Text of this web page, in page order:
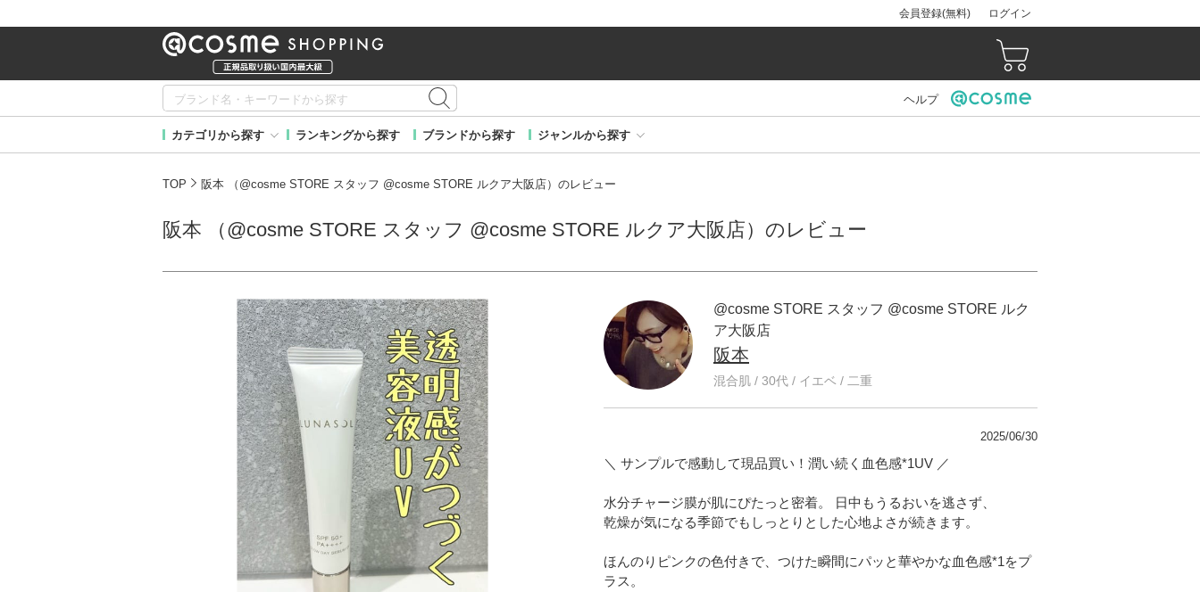
会員登録(無料) ログイン
ヘルプ
カテゴリから探す ランキングから探す ブランドから探す ジャンルから探す
TOP 阪本 （@cosme STORE スタッフ @cosme STORE ルクア大阪店）のレビュー
阪本 （@cosme STORE スタッフ @cosme STORE ルクア大阪店）のレビュー
@cosme STORE スタッフ @cosme STORE ルク
ア大阪店
阪本
混合肌 / 30代 / イエベ / 二重
2025/06/30
＼ サンプルで感動して現品買い！潤い続く血色感*1UV ／
水分チャージ膜が肌にぴたっと密着。 日中もうるおいを逃さず、
乾燥が気になる季節でもしっとりとした心地よさが続きます。
ほんのりピンクの色付きで、つけた瞬間にパッと華やかな血色感*1をプ
ラス。